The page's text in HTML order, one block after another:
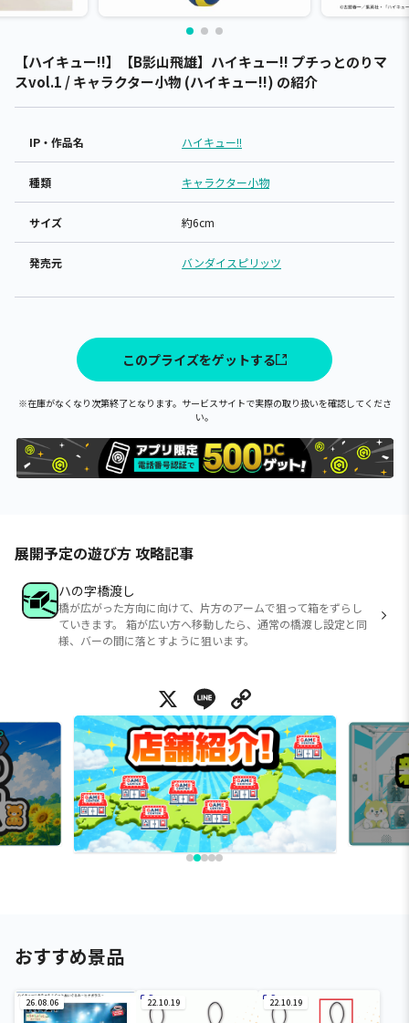
【ハイキュー!!】【B影山飛雄】ハイキュー!! プチっとのりマ
スvol.1 / キャラクター小物 (ハイキュー!!) の紹介
IP・作品名 ハイキュー!!
種類 キャラクター小物
サイズ 約6cm
発売元 バンダイスピリッツ
このプライズをゲットする
※在庫がなくなり次第終了となります。サービスサイトで実際の取り扱いを確認してくださ
い。
展開予定の遊び方 攻略記事
ハの字橋渡し
橋が広がった方向に向けて、片方のアームで狙って箱をずらし
ていきます。 箱が広い方へ移動したら、通常の橋渡し設定と同
様、バーの間に落とすように狙います。
X Line
おすすめ景品
26.08.06 22.10.19 22.10.19